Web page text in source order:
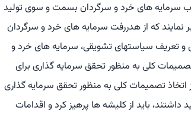
سرمایه های خرد و سرگردان بسمت و سوی تولید
که از هدررفت سرمایه های خرد و سرگردان
تعریف سیاستهای تشویقی، سرمایه های خرد و
کلی به منظور تحقق سرمایه گذاری برای
تصمیمات کلی به منظور تحقق سرمایه گذاری
باید از کلیشه ها پرهیز کرد و اقدامات